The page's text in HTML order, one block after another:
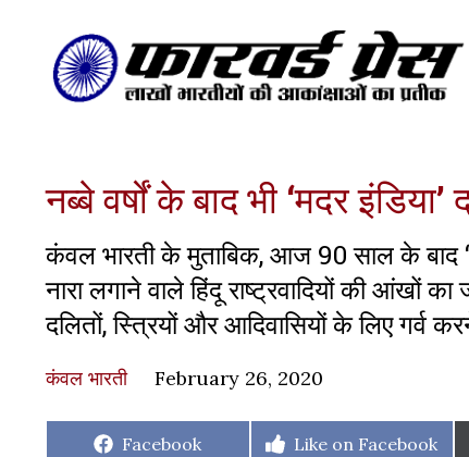
नब्बे वर्षों के बाद भी ‘मदर
कंवल भारती के मुताबिक, आज 90 साल के बाद
नारा लगाने वाले हिंदू राष्ट्रवादियों की
दलितों, स्त्रियों और आदिवासियों के लिए गर्व
कंवल भारती February 26, 2020
Share
Facebook
Share
Like on Facebook